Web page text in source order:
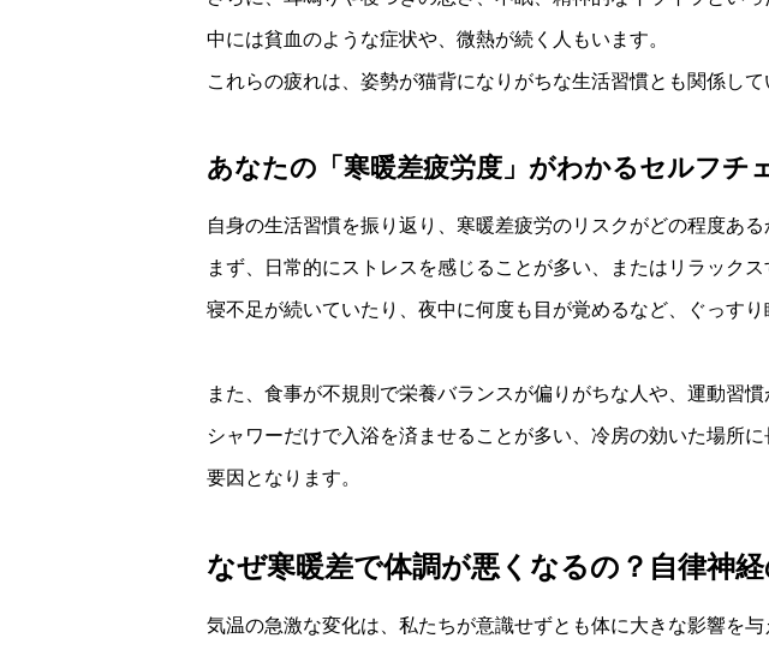
中には貧血のような症状や、微熱が続く人もいます。
これらの疲れは、姿勢が猫背になりがちな生活習慣とも関係して
あなたの「寒暖差疲労度」がわかるセルフチ
自身の生活習慣を振り返り、寒暖差疲労のリスクがどの程度ある
まず、日常的にストレスを感じることが多い、またはリラック
寝不足が続いていたり、夜中に何度も目が覚めるなど、ぐっす
また、食事が不規則で栄養バランスが偏りがちな人や、運動習
シャワーだけで入浴を済ませることが多い、冷房の効いた場所
要因となります。
なぜ寒暖差で体調が悪くなるの？自律神
気温の急激な変化は、私たちが意識せずとも体に大きな影響を与